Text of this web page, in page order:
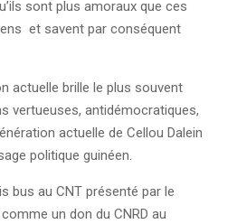
sont plus amoraux que ces
et savent par conséquent
actuelle brille le plus souvent
vertueuses, antidémocratiques,
actuelle de Cellou Dalein
politique guinéen.
bus au CNT présenté par le
un don du CNRD au